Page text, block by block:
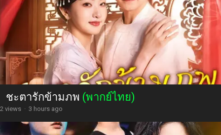
ชะตารักข้ามภพ (พากย์ไทย)
2 views · 3 hours ago